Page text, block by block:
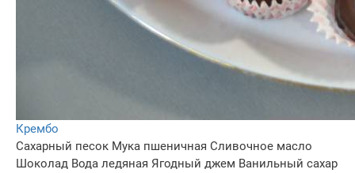
Крембо
Сахарный песок Мука пшеничная Сливочное масло
Шоколад Вода ледяная Ягодный джем Ванильный сахар